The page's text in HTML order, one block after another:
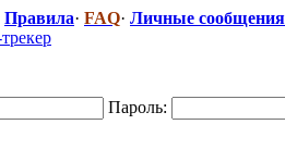
Правила· FAQ· Личные сообщения
Пароль: